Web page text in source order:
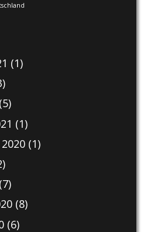
(1)
(5)
(1)
(1)
(8)
(6)